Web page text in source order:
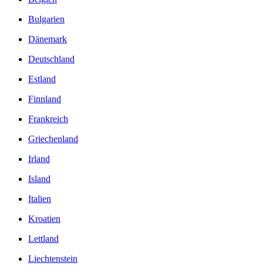
Bulgarien
Dänemark
Deutschland
Estland
Finnland
Frankreich
Griechenland
Irland
Island
Italien
Kroatien
Lettland
Liechtenstein